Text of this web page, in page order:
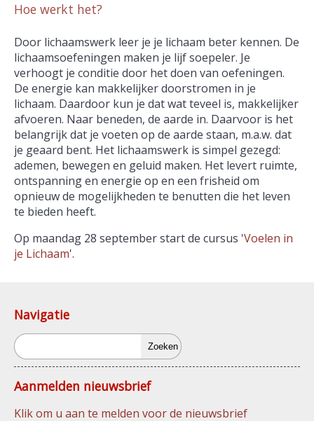
Hoe werkt het?
Door lichaamswerk leer je je lichaam beter kennen. De
lichaamsoefeningen maken je lijf soepeler. Je
verhoogt je conditie door het doen van oefeningen.
De energie kan makkelijker doorstromen in je
lichaam. Daardoor kun je dat wat teveel is, makkelijker
afvoeren. Naar beneden, de aarde in. Daarvoor is het
belangrijk dat je voeten op de aarde staan, m.a.w. dat
je geaard bent. Het lichaamswerk is simpel gezegd:
ademen, bewegen en geluid maken. Het levert ruimte,
ontspanning en energie op en een frisheid om
opnieuw de mogelijkheden te benutten die het leven
te bieden heeft.
Op maandag 28 september start de cursus 'Voelen in
je Lichaam'.
Navigatie
Zoeken
Aanmelden nieuwsbrief
Klik om u aan te melden voor de nieuwsbrief